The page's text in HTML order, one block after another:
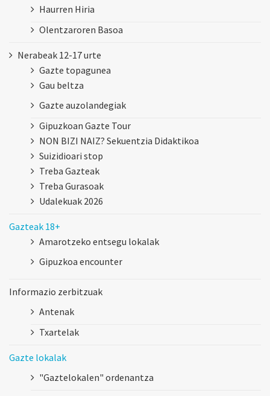
Haurren Hiria
Olentzaroren Basoa
Nerabeak 12-17 urte
Gazte topagunea
Gau beltza
Gazte auzolandegiak
Gipuzkoan Gazte Tour
NON BIZI NAIZ? Sekuentzia Didaktikoa
Suizidioari stop
Treba Gazteak
Treba Gurasoak
Udalekuak 2026
Gazteak 18+
Amarotzeko entsegu lokalak
Gipuzkoa encounter
Informazio zerbitzuak
Antenak
Txartelak
Gazte lokalak
"Gaztelokalen" ordenantza